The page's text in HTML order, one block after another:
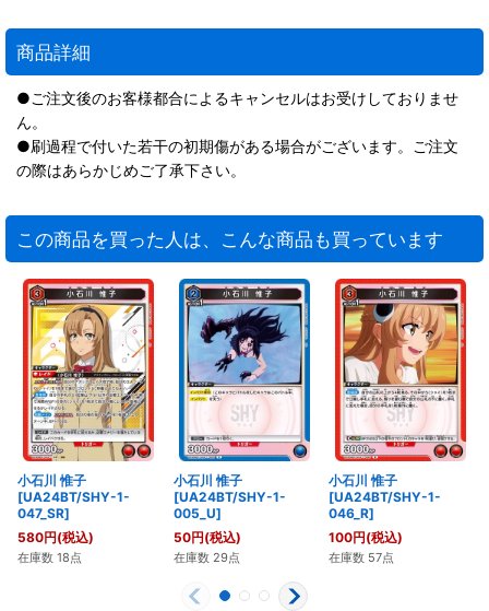
商品詳細
●ご注文後のお客様都合によるキャンセルはお受けしておりませ
ん。
●刷過程で付いた若干の初期傷がある場合がございます。ご注文
の際はあらかじめご了承下さい。
この商品を買った人は、こんな商品も買っています
小石川 惟子
[UA24BT/SHY-1-
047_SR]
580円(税込)
在庫数 18点
小石川 惟子
[UA24BT/SHY-1-
005_U]
50円(税込)
在庫数 29点
小石川 惟子
[UA24BT/SHY-1-
046_R]
100円(税込)
在庫数 57点